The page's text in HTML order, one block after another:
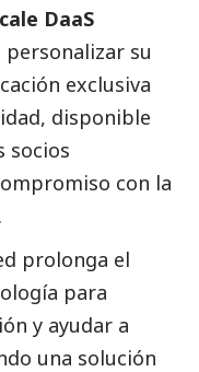
DaaS
su
exclusiva
disponible
socios
con la
prolonga el
para
y ayudar a
una solución